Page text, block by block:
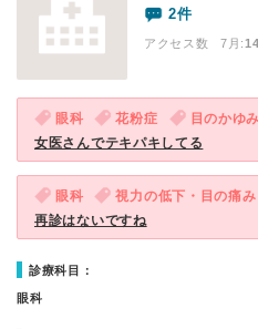
2件
アクセス数 7月:
眼科 花粉症 目のかゆみ
女医さんでテキパキしてる
眼科 視力の低下・目の痛
再診はないですね
診療科目：
眼科